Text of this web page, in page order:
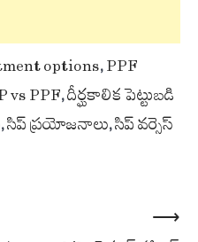
options,PPF
vs PPF,దీర్ఘకాలిక పెట్టుబడి
,సిప్ ప్రయోజనాలు,సిప్ వర్సెస్
⟶